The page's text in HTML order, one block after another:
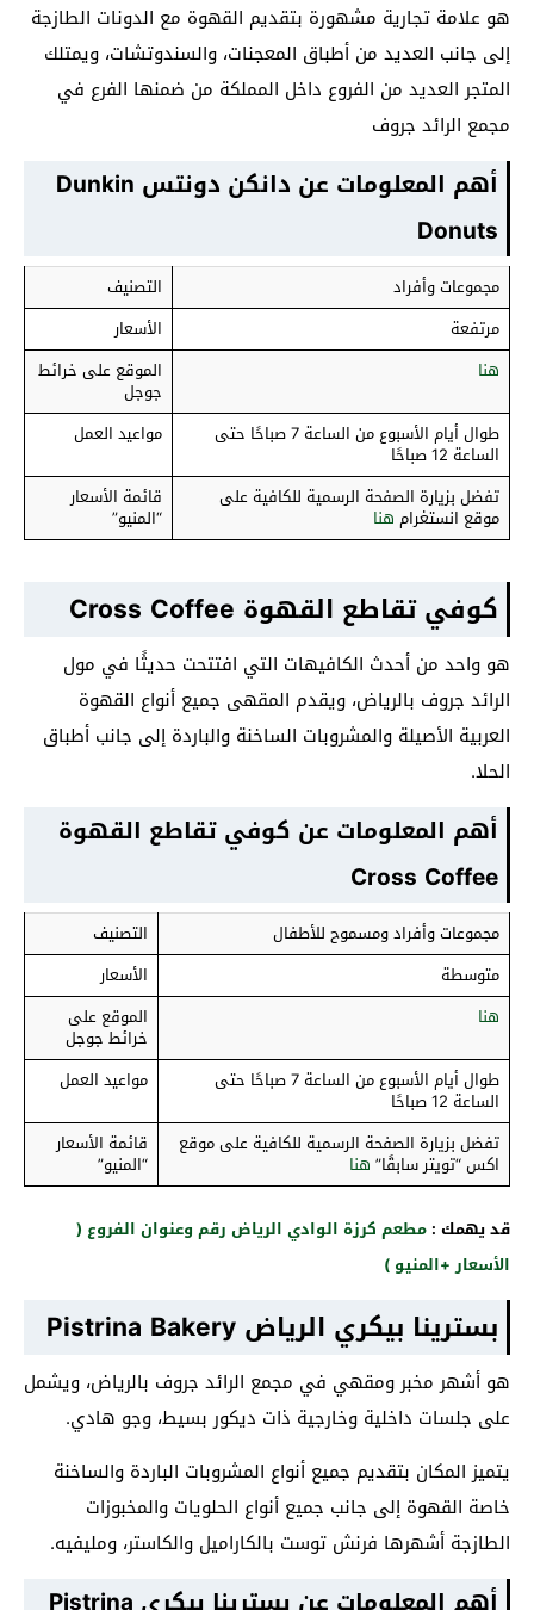
هو علامة تجارية مشهورة بتقديم القهوة مع الدونات الطازجة
إلى جانب العديد من أطباق المعجنات، والسندوتشات، ويمتلك
المتجر العديد من الفروع داخل المملكة من ضمنها الفرع في
مجمع الرائد جروف
أهم المعلومات عن دانكن دونتس Dunkin
Donuts
مجموعات وأفراد
التصنيف
مرتفعة
الأسعار
هنا
الموقع على خرائط
جوجل
طوال أيام الأسبوع من الساعة 7 صباحًا حتى
الساعة 12 صباحًا
مواعيد العمل
تفضل بزيارة الصفحة الرسمية للكافية على
موقع انستغرام هنا
قائمة الأسعار
“المنيو”
كوفي تقاطع القهوة Cross Coffee
هو واحد من أحدث الكافيهات التي افتتحت حديثًا في مول
الرائد جروف بالرياض، ويقدم المقهى جميع أنواع القهوة
العربية الأصيلة والمشروبات الساخنة والباردة إلى جانب أطباق
الحلا.
أهم المعلومات عن كوفي تقاطع القهوة
Cross Coffee
مجموعات وأفراد ومسموح للأطفال
التصنيف
متوسطة
الأسعار
هنا
الموقع على
خرائط جوجل
طوال أيام الأسبوع من الساعة 7 صباحًا حتى
الساعة 12 صباحًا
مواعيد العمل
تفضل بزيارة الصفحة الرسمية للكافية على موقع
اكس “تويتر سابقًا” هنا
قائمة الأسعار
“المنيو”
قد يهمك : مطعم كرزة الوادي الرياض رقم وعنوان الفروع (
الأسعار +المنيو )
بسترينا بيكري الرياض Pistrina Bakery
هو أشهر مخبر ومقهي في مجمع الرائد جروف بالرياض، ويشمل
على جلسات داخلية وخارجية ذات ديكور بسيط، وجو هادي.
يتميز المكان بتقديم جميع أنواع المشروبات الباردة والساخنة
خاصة القهوة إلى جانب جميع أنواع الحلويات والمخبوزات
الطازجة أشهرها فرنش توست بالكاراميل والكاستر، ومليفيه.